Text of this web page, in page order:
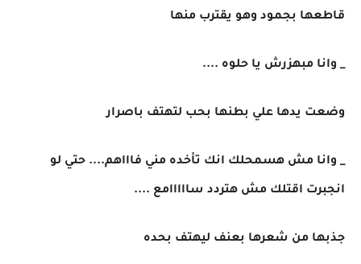
قاطعها بجمود وهو يقترب منها
_ وانا مبهزرش يا حلوه ....
وضعت يدها علي بطنها بحب لتهتف باصرار
_ وانا مش هسمحلك انك تأخده مني فاااهم.... حتي لو
انجبرت اقتلك مش هتردد سااااامع ....
جذبها من شعرها بعنف ليهتف بحده